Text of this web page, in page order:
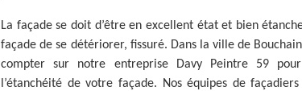
La façade se doit d’être en excellent état et bien
façade de se détériorer, fissuré. Dans la ville de
compter sur notre entreprise Davy Peintre 59
l’étanchéité de votre façade. Nos équipes de